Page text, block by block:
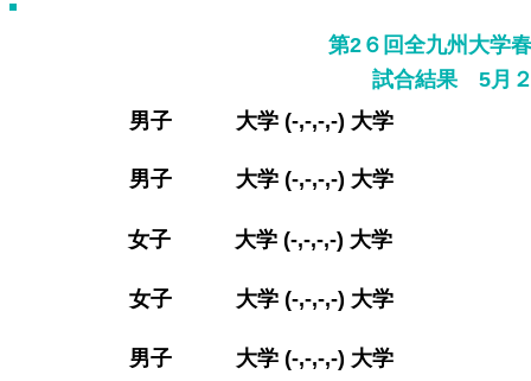
第2６回全九州大学
試合結果 5月２
​男子 大学 (-,-,-,-) 大学
​男子 大学 (-,-,-,-) 大学
​女子 大学 (-,-,-,-) 大学
​女子 大学 (-,-,-,-) 大学
​男子 大学 (-,-,-,-) 大学